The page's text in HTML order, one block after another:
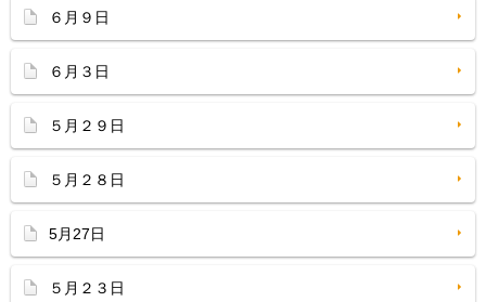
６月９日
６月３日
５月２９日
５月２８日
5月27日
５月２３日